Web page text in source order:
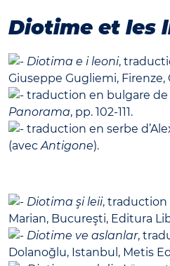
Diotime et les
Diotima e i leoni,
Giuseppe Gugliemi, Firenze,
traduction en bulgare de
Panorama, pp. 102-111.
traduction en serbe
(avec Antigone).
Diotima şi leii, traduction
Marian, Bucureşti, Editura
Diotime ve aslanlar,
Dolanoğlu, Istanbul, Metis